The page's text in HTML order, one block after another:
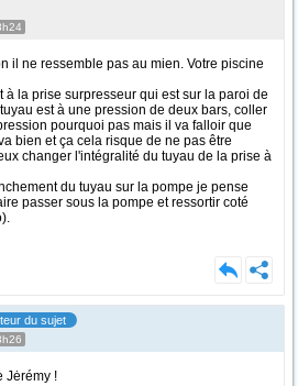
il ne ressemble pas au mien. Votre piscine
à la prise surpresseur qui est sur la paroi de
est à une pression de deux bars, coller
pourquoi pas mais il va falloir que
bien et ça cela risque de ne pas être
changer l'intégralité du tuyau de la prise à
du tuyau sur la pompe je pense
passer sous la pompe et ressortir coté
du sujet
Jėrémy !